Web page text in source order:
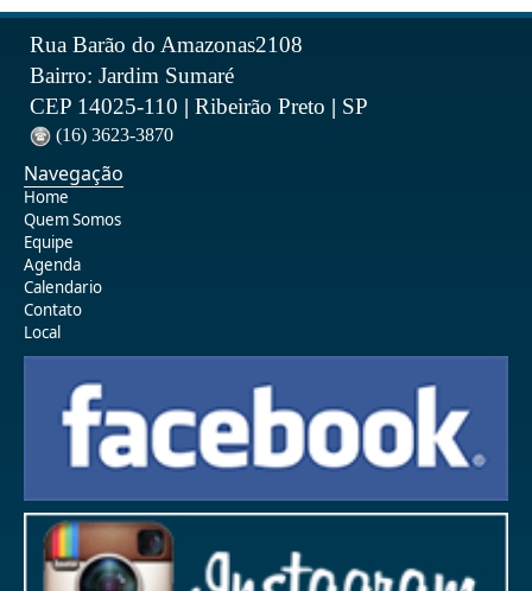
Rua Barão do Amazonas2108
Bairro: Jardim Sumaré
CEP 14025-110 | Ribeirão Preto | SP
(16) 3623-3870
Navegação
Home
Quem Somos
Equipe
Agenda
Calendario
Contato
Local